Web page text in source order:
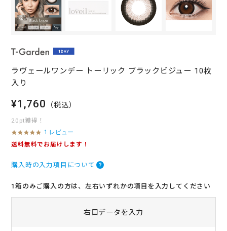
ラヴェールワンデー トーリック ブラックビジュー 10枚
入り
¥1,760 （税込）
20pt獲得！
5
.
t
r
1 レビュー
送料無料でお届けします！
購入時の入力項目について
1箱のみご購入の方は、左右いずれかの項目を入力してください
右目データを入力